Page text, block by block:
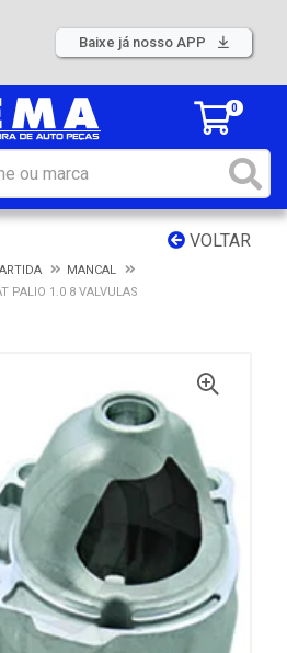
Baixe já nosso APP
0
VOLTAR
MANCAL
PALIO 1.0 8 VALVULAS